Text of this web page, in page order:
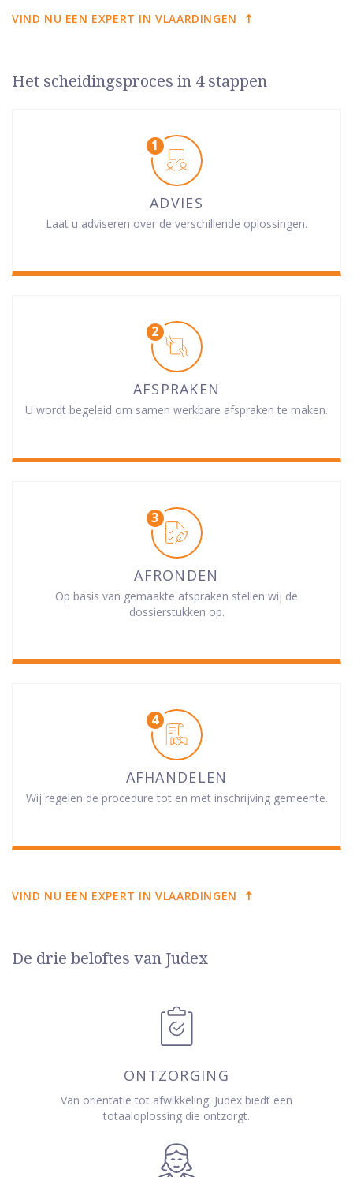
VIND NU EEN EXPERT IN VLAARDINGEN
Het scheidingsproces in 4 stappen
ADVIES
Laat u adviseren over de verschillende oplossingen.
AFSPRAKEN
U wordt begeleid om samen werkbare afspraken te maken.
AFRONDEN
Op basis van gemaakte afspraken stellen wij de
dossierstukken op.
AFHANDELEN
Wij regelen de procedure tot en met inschrijving gemeente.
VIND NU EEN EXPERT IN VLAARDINGEN
De drie beloftes van Judex
ONTZORGING
Van oriëntatie tot afwikkeling: Judex biedt een
totaaloplossing die ontzorgt.